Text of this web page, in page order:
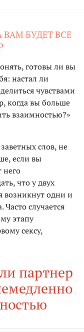
БУДЕТ ВСЕ
готовы ли вы
настал ли
чувствами
когда вы больше
взаимностью?»
слов, не
если вы
него
что у двух
возникнут одни и
случается
этапу
сексу,
партнер